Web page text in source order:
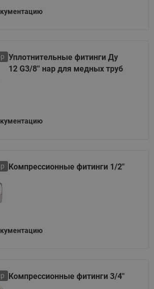
Уплотнительные фитинги Ду
12 G3/8'' нар для медных труб
Компрессионные фитинги 1/2"
Компрессионные фитинги 3/4"